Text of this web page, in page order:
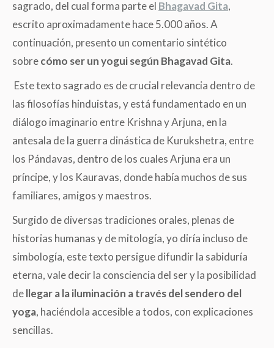
sagrado, del cual forma parte el Bhagavad Gita,
escrito aproximadamente hace 5.000 años. A
continuación, presento un comentario sintético
sobrecómo ser un yogui según Bhagavad Gita.
Este texto sagrado es de crucial relevancia dentro de
las filosofías hinduistas, y está fundamentado en un
diálogo imaginario entre Krishna y Arjuna, en la
antesala de la guerra dinástica de Kurukshetra, entre
los Pándavas, dentro de los cuales Arjuna era un
príncipe, y los Kauravas, donde había muchos de sus
familiares, amigos y maestros.
Surgido de diversas tradiciones orales, plenas de
historias humanas y de mitología, yo diría incluso de
simbología, este texto persigue difundir la sabiduría
eterna, vale decir la consciencia del ser y la posibilidad
dellegar a la iluminación a través del sendero del
yoga, haciéndola accesible a todos, con explicaciones
sencillas.